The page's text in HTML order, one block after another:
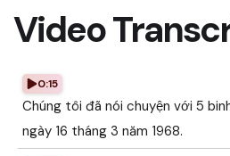
Video
0:15
Chúng tôi đã nói chuyện với 5
ngày 16 tháng 3 năm 1968.